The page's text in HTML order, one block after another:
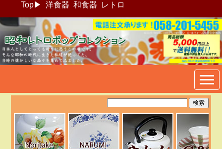
Top▶ 洋食器 和食器 レトロ
昭和レトロポップ食器生活雑
貨通販＠フリマート